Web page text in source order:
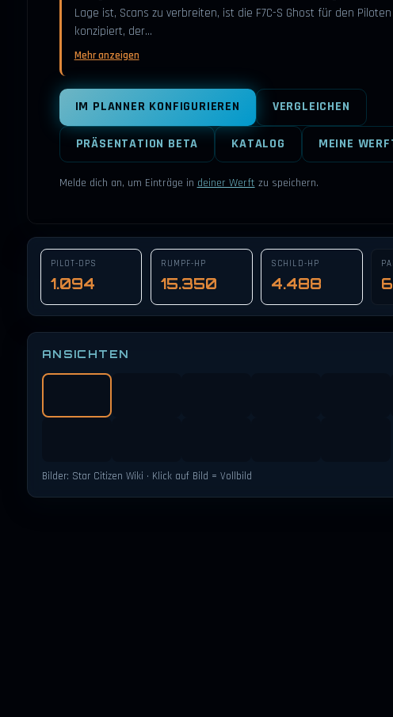
Lage ist, Scans zu verbreiten, ist die F7C-S Ghost für den Piloten
konzipiert, der…
Mehr anzeigen
IM PLANNER KONFIGURIEREN VERGLEICHEN
PRÄSENTATION BETA KATALOG MEINE
Melde dich an, um Einträge in deiner Werft zu speichern.
PILOT-DPS
1.094
RUMPF-HP
15.350
SCHILD-HP
4.488
ANSICHTEN
Bilder: Star Citizen Wiki · Klick auf Bild = Vollbild